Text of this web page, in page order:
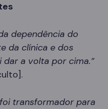
dependência do
da clínica e dos
dar a volta por cima.”
transformador para